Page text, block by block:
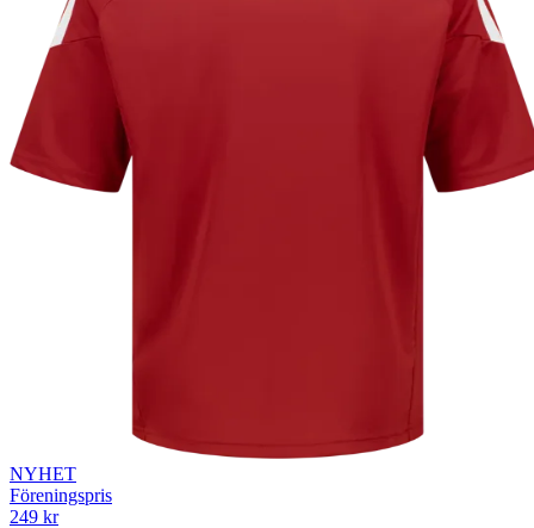
NYHET
Föreningspris
249 kr